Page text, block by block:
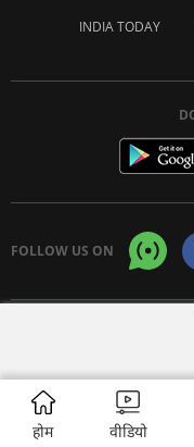
INDIA TODAY
FOLLOW US ON
होम वीडियो